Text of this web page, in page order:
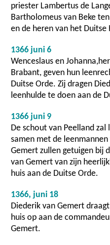
priester Lambertus de
Bartholomeus van Beke
en de heren van het Duitse
1366 juni 6
Wenceslaus en
Brabant, geven hun
Duitse Orde. Zij dragen
leenhulde te doen aan de
1366 juni 9
De schout van Peelland
samen met de
Gemert zullen getuigen bij
van Gemert van zijn
huis aan de Duitse Orde.
1366, juni 18
Diederik van Gemert
huis op aan de
Gemert.